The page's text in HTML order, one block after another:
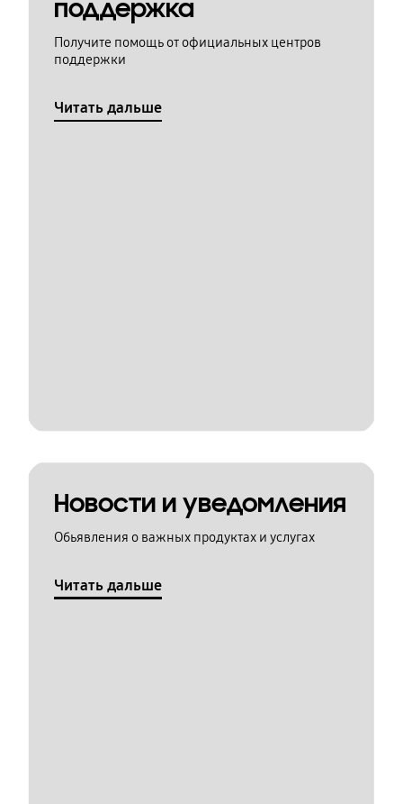
поддержка
Получите помощь от официальных центров
поддержки
Читать дальше
Новости и уведомления
Обьявления о важных продуктах и услугах
Читать дальше